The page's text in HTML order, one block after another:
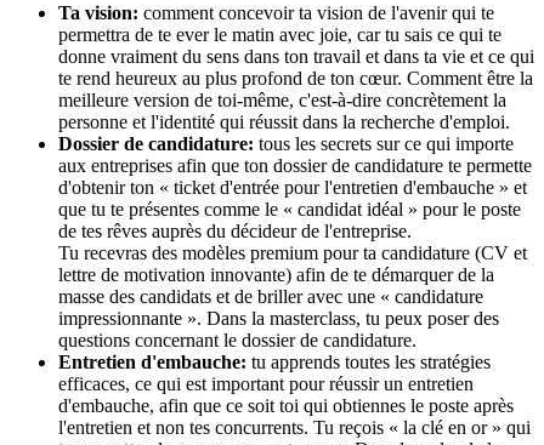
Ta vision: comment concevoir ta vision de l'avenir qui te
permettra de te ever le matin avec joie, car tu sais ce qui te
donne vraiment du sens dans ton travail et dans ta vie et ce qui
te rend heureux au plus profond de ton cœur. Comment être la
meilleure version de toi-même, c'est-à-dire concrètement la
personne et l'identité qui réussit dans la recherche d'emploi.
Dossier de candidature: tous les secrets sur ce qui importe
aux entreprises afin que ton dossier de candidature te permette
d'obtenir ton « ticket d'entrée pour l'entretien d'embauche » et
que tu te présentes comme le « candidat idéal » pour le poste
de tes rêves auprès du décideur de l'entreprise.
Tu recevras des modèles premium pour ta candidature (CV et
lettre de motivation innovante) afin de te démarquer de la
masse des candidats et de briller avec une « candidature
impressionnante ». Dans la masterclass, tu peux poser des
questions concernant le dossier de candidature.
Entretien d'embauche: tu apprends toutes les stratégies
efficaces, ce qui est important pour réussir un entretien
d'embauche, afin que ce soit toi qui obtiennes le poste après
l'entretien et non tes concurrents. Tu reçois « la clé en or » qui